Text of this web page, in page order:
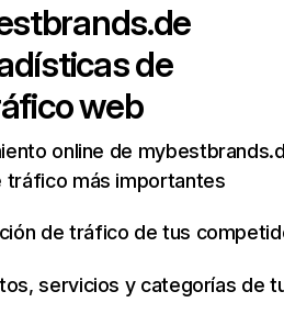
de
web
online de
tráfico más importantes
de tráfico de tus
servicios y categorías de